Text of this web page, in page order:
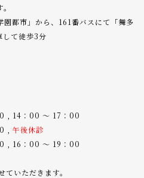
都市」から、161番バスにて「舞多
して徒歩3分
, 14：00 〜 17：00
, 午後休診
：00 〜 19：00
いただきます。